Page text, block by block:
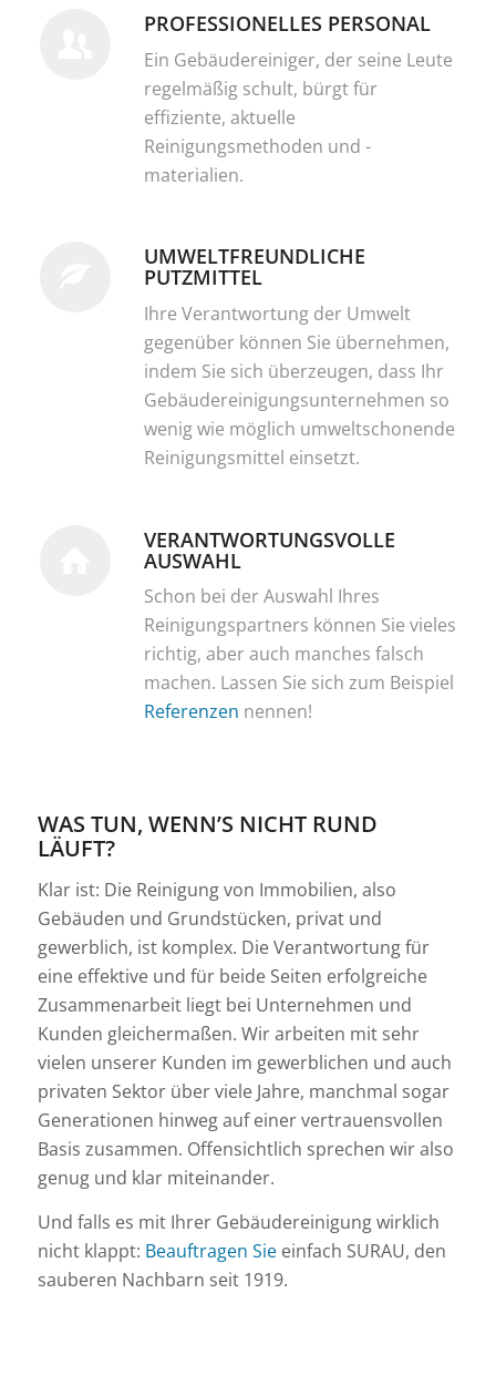
PROFESSIONELLES PERSONAL
Ein Gebäudereiniger, der seine Leute
regelmäßig schult, bürgt für
effiziente, aktuelle
Reinigungsmethoden und -
materialien.
UMWELTFREUNDLICHE
PUTZMITTEL
Ihre Verantwortung der Umwelt
gegenüber können Sie übernehmen,
indem Sie sich überzeugen, dass Ihr
Gebäudereinigungsunternehmen so
wenig wie möglich umweltschonende
Reinigungsmittel einsetzt.
VERANTWORTUNGSVOLLE
AUSWAHL
Schon bei der Auswahl Ihres
Reinigungspartners können Sie vieles
richtig, aber auch manches falsch
machen. Lassen Sie sich zum Beispiel
Referenzen nennen!
WAS TUN, WENN’S NICHT RUND
LÄUFT?
Klar ist: Die Reinigung von Immobilien, also
Gebäuden und Grundstücken, privat und
gewerblich, ist komplex. Die Verantwortung für
eine effektive und für beide Seiten erfolgreiche
Zusammenarbeit liegt bei Unternehmen und
Kunden gleichermaßen. Wir arbeiten mit sehr
vielen unserer Kunden im gewerblichen und auch
privaten Sektor über viele Jahre, manchmal sogar
Generationen hinweg auf einer vertrauensvollen
Basis zusammen. Offensichtlich sprechen wir also
genug und klar miteinander.
Und falls es mit Ihrer Gebäudereinigung wirklich
nicht klappt: Beauftragen Sieeinfach SURAU, den
sauberen Nachbarn seit 1919.